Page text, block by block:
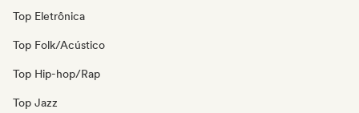
Top Eletrônica
Top Folk/Acústico
Top Hip-hop/Rap
Top Jazz